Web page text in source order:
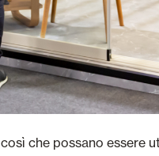
così che possano essere